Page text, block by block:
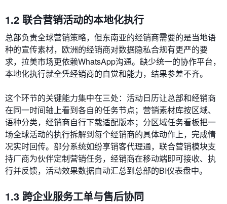
1.2 联合营销活动的本地化执行
总部负责全球营销策略，但东南亚的经销商需要的是当地语
种的宣传素材，欧洲的经销商对数据隐私合规有更严的要
求，拉美市场更依赖WhatsApp沟通。缺少统一的协作平台，
本地化执行就全凭经销商的自觉和能力，结果参差不齐。
这个环节的关键能力集中在三处：活动日历让总部和经销商
在同一时间轴上看到各自的任务节点；营销素材库按区域、
语种分类，经销商自行下载适配版本；分区域任务看板把一
场全球活动的执行拆解到每个经销商的具体动作上，完成情
况实时回传。部分系统如纷享销客代理通，联合营销模块支
持厂商为伙伴定制营销任务，经销商在移动端即可接收、执
行并反馈，活动效果数据自动汇总到总部的BI仪表盘中。
1.3 跨企业服务工单与售后协同